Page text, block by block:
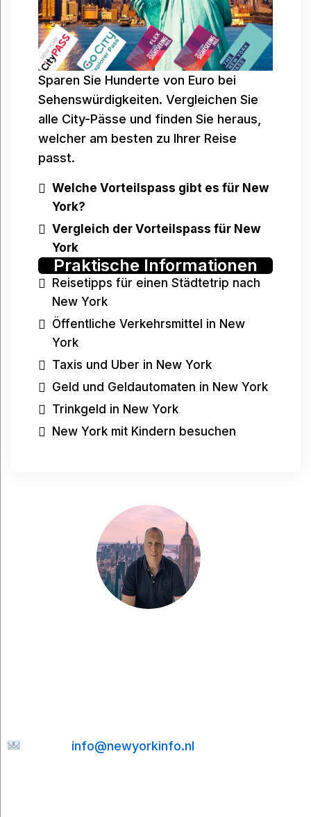
Sparen Sie Hunderte von Euro bei
Sehenswürdigkeiten. Vergleichen Sie
alle City-Pässe und finden Sie heraus,
welcher am besten zu Ihrer Reise
passt.
Welche Vorteilspass gibt es für New
York?
Vergleich der Vorteilspass für New
York
Praktische Informationen
Reisetipps für einen Städtetrip nach
New York
Öffentliche Verkehrsmittel in New
York
Taxis und Uber in New York
Geld und Geldautomaten in New York
Trinkgeld in New York
New York mit Kindern besuchen
info@newyorkinfo.nl